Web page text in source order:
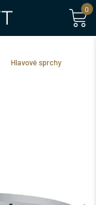
0
Hlavové sprchy